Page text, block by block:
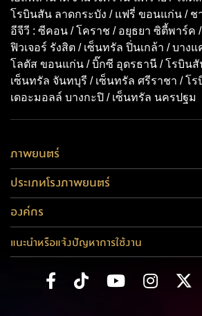
โรบินสัน ลาดกระบัง / แฟรี่ ขอนแก่น / ช
อีจีวี : ซีคอน / โคราช / อยุธยา ซิตี้พาร์ค
ฟิวเจอร์ รังสิต / เซ็นทรัล ปิ่นเกล้า / บาง
โลตัส ขอนแก่น / บิ๊กซี อุดรธานี / โรบิน
เซ็นทรัล จันทบุรี / เซ็นทรัล ศรีราชา / โ
เดอะมอลล์ บางกะปิ / เซ็นทรัล นครปฐม
ภาพยนตร์
ประเภทโรงภาพยนตร์
องค์กร
แนะนำหรือแจ้งปัญหาการใช้งาน